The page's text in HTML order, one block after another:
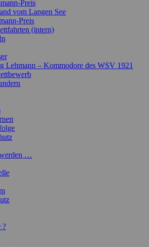
Preis
vom Langen See
Preis
(intern)
Lehmann – Kommodore des WSV 1921
…
?